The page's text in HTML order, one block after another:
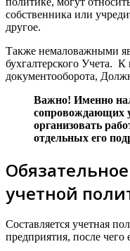
собственника или
другое.
Также немаловажными
бухгалтерского Учета.
документооборота,
Важно! Именно
сопровождающих
организовать
отдельных его
учетной
Составляется учетная
предприятия, после чего